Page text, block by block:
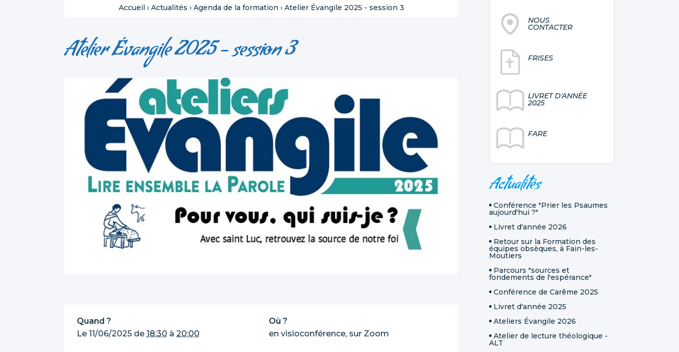
Accueil › Actualités › Agenda de la formation › Atelier Évangile 2025 - session 3
Atelier Évangile 2025 - session 3
Quand ?
Le 11/06/2025 de 18:30 à 20:00
Où ?
en visioconférence, sur Zoom
NOUS
CONTACTER
FRISES
LIVRET D'ANNÉE
2025
FARE
Actualités
Conférence "Prier les Psaumes
aujourd'hui ?"
Livret d'année 2026
Retour sur la Formation des
équipes obsèques, à Fain-les-
Moutiers
Parcours "sources et
fondements de l'espérance"
Conférence de Carême 2025
Livret d'année 2025
Ateliers Évangile 2026
Atelier de lecture théologique -
ALT